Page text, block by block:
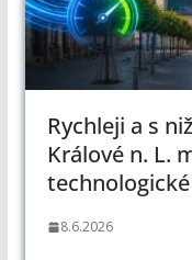
Rychleji a s
Králové n. L.
8.6.2026